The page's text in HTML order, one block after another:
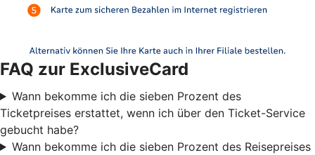
FAQ zur ExclusiveCard
Wann bekomme ich die sieben Prozent des
Ticketpreises erstattet, wenn ich über den Ticket-Service
gebucht habe?
Wann bekomme ich die sieben Prozent des Reisepreises